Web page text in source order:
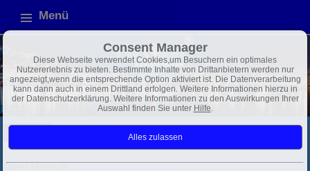
Menü
Consent Manager
Diese Webseite verwendet Cookies,um Besuchern ein optimales
Nutzererlebnis zu bieten. Bestimmte Inhalte von Drittanbietern werden nur
angezeigt,wenn die entsprechende Option aktiviert ist. Die Datenverarbeitung
kann dann auch in einem Drittland erfolgen. Weitere Informationen hierzu in
der Datenschutzerklärung. Weitere Informationen zu den Auswirkungen Ihrer
Auswahl finden Sie unter Hilfe